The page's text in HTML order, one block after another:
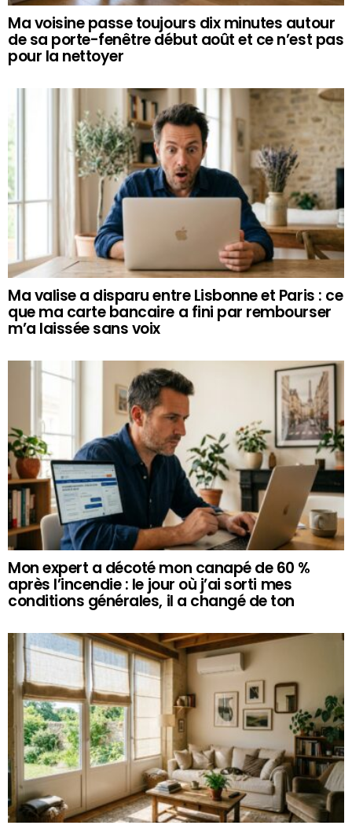
Ma voisine passe toujours dix minutes autour
de sa porte-fenêtre début août et ce n’est pas
pour la nettoyer
Ma valise a disparu entre Lisbonne et Paris : ce
que ma carte bancaire a fini par rembourser
m’a laissée sans voix
Mon expert a décoté mon canapé de 60 %
après l’incendie : le jour où j’ai sorti mes
conditions générales, il a changé de ton